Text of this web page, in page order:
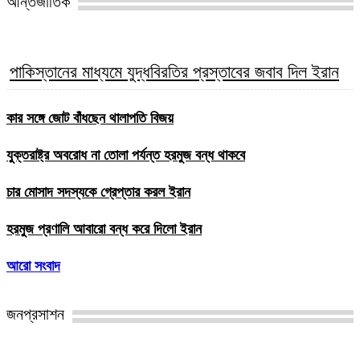
পাকিস্তানের মাধ্যমে যুদ্ধবিরতির প্রস্তাবের জবাব দিল ইরান
কার সঙ্গে জোট বাঁধছেন থালাপতি বিজয়
যুক্তরাষ্ট্র অবরোধ না তোলা পর্যন্ত হরমুজ বন্ধ থাকবে
চার মোসাদ সদস্যকে গ্রেপ্তার করল ইরান
হরমুজ প্রণালি আবারো বন্ধ করে দিলো ইরান
আরো সংবাদ
জনপ্রসাশন